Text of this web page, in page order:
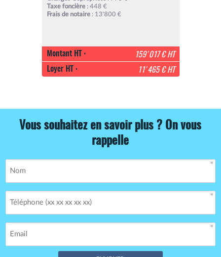
Taxe foncière: 448 €
Frais de notaire: 13'800 €
Montant HT :
159'017 € HT
Loyer HT :
11'465 € HT
Vous souhaitez en savoir plus ? On vous
rappelle